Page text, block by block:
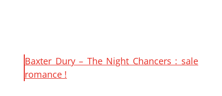
Baxter Dury – The Night Chancers : sale
romance !